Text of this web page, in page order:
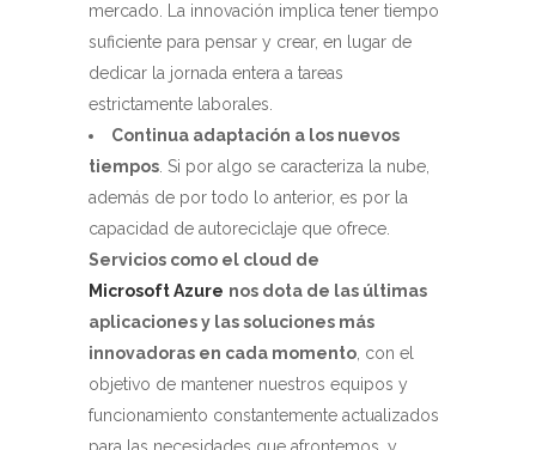
mercado. La innovación implica tener tiempo
suficiente para pensar y crear, en lugar de
dedicar la jornada entera a tareas
estrictamente laborales.
Continua adaptación a los nuevos
tiempos. Si por algo se caracteriza la nube,
además de por todo lo anterior, es por la
capacidad de autoreciclaje que ofrece.
Servicios como el cloud de
Microsoft Azure nos dota de las últimas
aplicaciones y las soluciones más
innovadoras en cada momento, con el
objetivo de mantener nuestros equipos y
funcionamiento constantemente actualizados